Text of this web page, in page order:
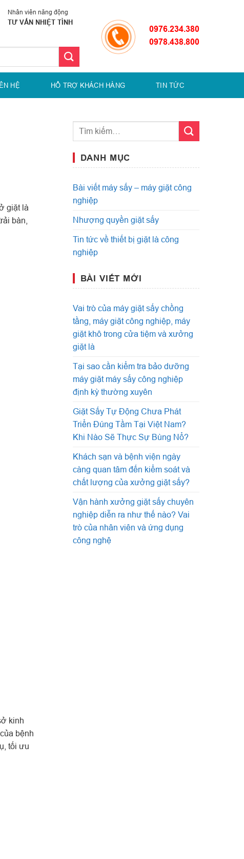
Nhân viên năng động
TƯ VẤN NHIỆT TÌNH
0976.234.380
0978.438.800
HỆ HỔ TRỢ KHÁCH HÀNG TIN TỨC
giặt là
bàn,
kinh
bệnh
tối ưu
DANH MỤC
Bài viết máy sấy – máy giặt công
nghiệp
Nhượng quyền giặt sấy
Tin tức về thiết bị giặt là công
nghiệp
BÀI VIẾT MỚI
Vai trò của máy giặt sấy chồng
tầng, máy giặt công nghiệp, máy
giặt khô trong cửa tiệm và xưởng
giặt là
Tại sao cần kiểm tra bảo dưỡng
máy giặt máy sấy công nghiệp
định kỳ thường xuyên
Giặt Sấy Tự Động Chưa Phát
Triển Đúng Tầm Tại Việt Nam?
Khi Nào Sẽ Thực Sự Bùng Nổ?
Khách sạn và bệnh viện ngày
càng quan tâm đến kiểm soát và
chất lượng của xưởng giặt sấy?
Vận hành xưởng giặt sấy chuyên
nghiệp diễn ra như thế nào? Vai
trò của nhân viên và ứng dụng
công nghệ